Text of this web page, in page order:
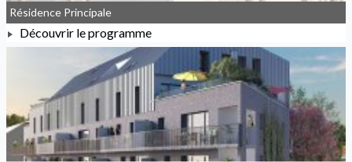
À PARTIR DE 209 900,00 €
Résidence Principale
Découvrir le programme